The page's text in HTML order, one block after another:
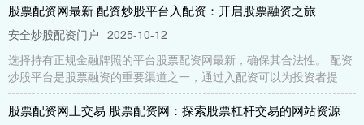
股票配资网最新 配资炒股平台入配资：开启股票融资之旅
安全炒股配资门户 2025-10-12
选择持有正规金融牌照的平台股票配资网最新，确保其合法性。 配资
炒股平台是股票融资的重要渠道之一，通过入配资可以为投资者提
股票配资网上交易 股票配资网：探索股票杠杆交易的网站资源